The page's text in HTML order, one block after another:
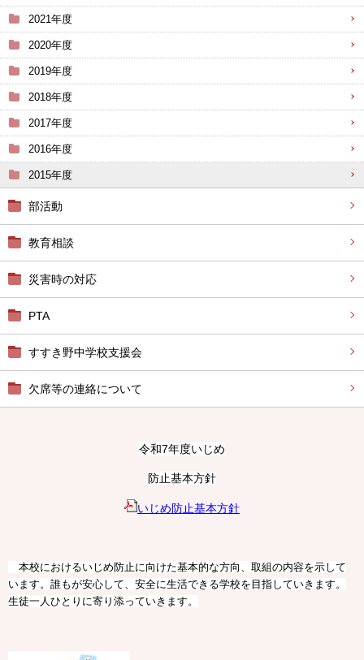
2021年度
2020年度
2019年度
2018年度
2017年度
2016年度
2015年度
部活動
教育相談
災害時の対応
PTA
すすき野中学校支援会
欠席等の連絡について
令和7年度いじめ
防止基本方針
いじめ防止基本方針
本校におけるいじめ防止に向けた基本的な方向、取組の内容を示して
います。誰もが安心して、安全に生活できる学校を目指していきます。
生徒一人ひとりに寄り添っていきます。